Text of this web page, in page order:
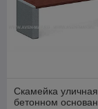
Скамейка
бетонном